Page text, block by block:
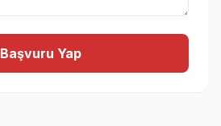
Başvuru Yap